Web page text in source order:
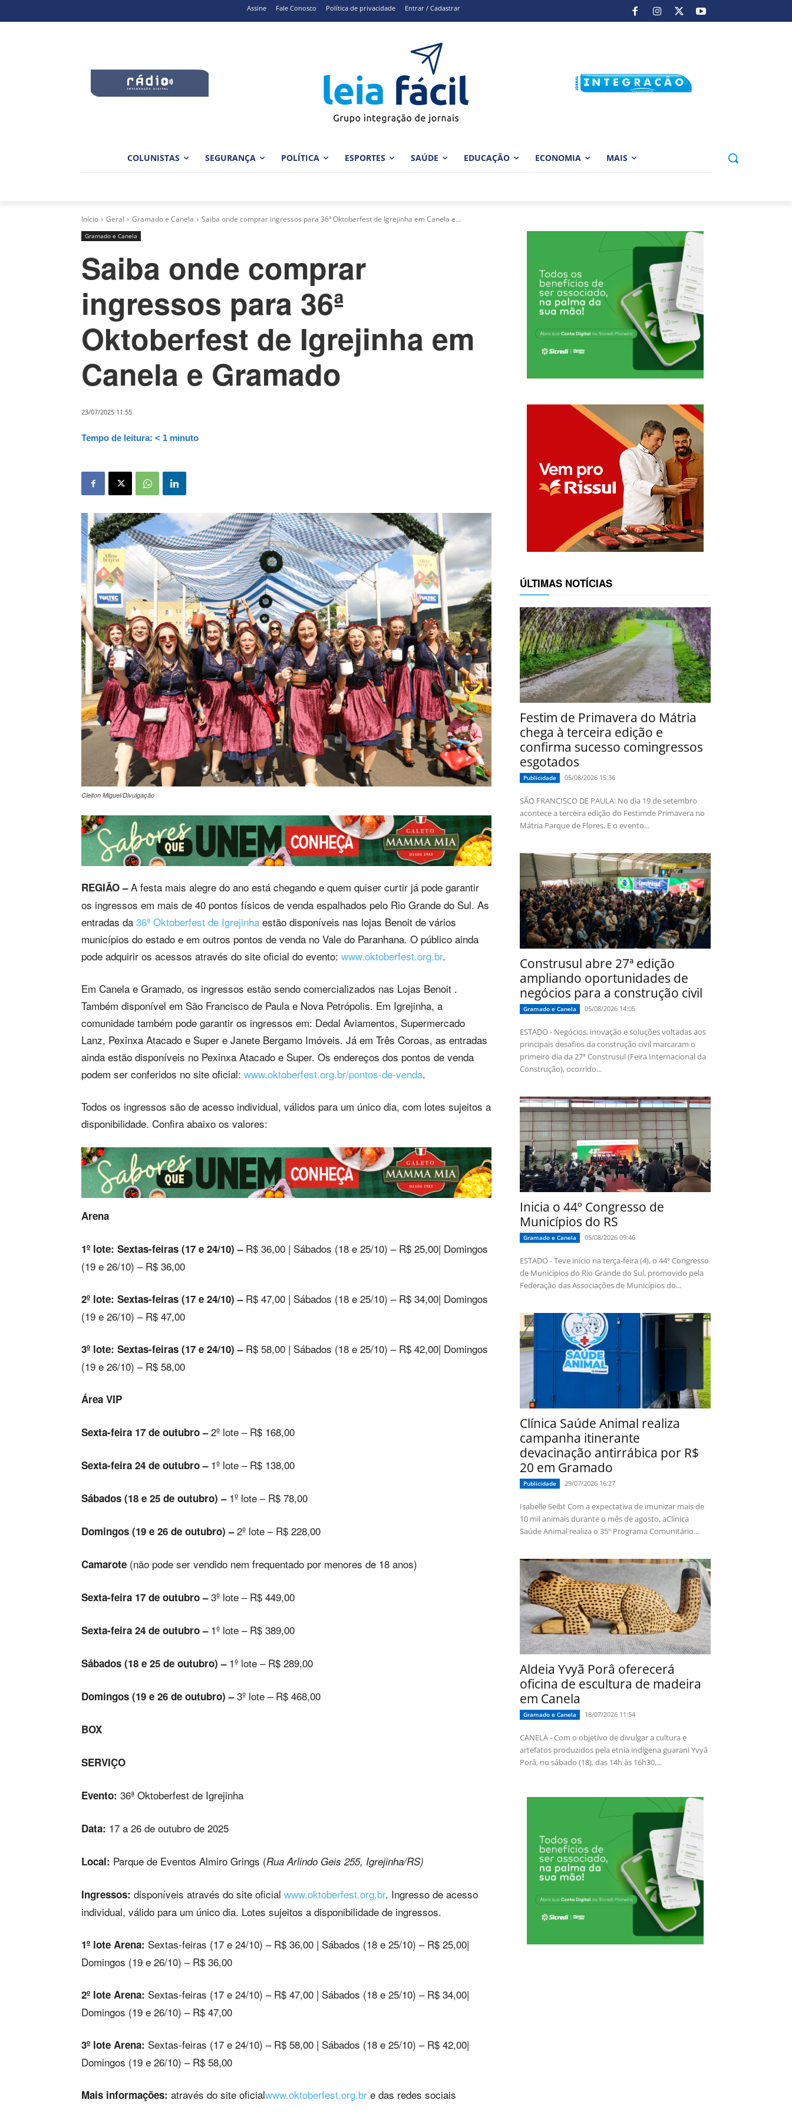
Assine Fale Conosco Política de privacidade Entrar / Cadastrar
COLUNISTAS SEGURANÇA POLÍTICA ESPORTES SAÚDE EDUCAÇÃO ECONOMIA MAIS
Início Geral Gramado e Canela Saiba onde comprar ingressos para 36ª Oktoberfest de Igrejinha em Canela e...
Gramado e Canela
Saiba onde comprar
ingressos para 36ª
Oktoberfest de Igrejinha em
Canela e Gramado
23/07/2025 11:55
Tempo de leitura: < 1 minuto
Cleiton Miguel/Divulgação
REGIÃO –A festa mais alegre do ano está chegando e quem quiser curtir já pode garantir
os ingressos em mais de 40 pontos físicos de venda espalhados pelo Rio Grande do Sul. As
entradas da 36ª Oktoberfest de Igrejinha estão disponíveis nas lojas Benoit de vários
municípios do estado e em outros pontos de venda no Vale do Paranhana. O público ainda
pode adquirir os acessos através do site oficial do evento: www.oktoberfest.org.br.
Em Canela e Gramado, os ingressos estão sendo comercializados nas Lojas Benoit .
Também disponível em São Francisco de Paula e Nova Petrópolis. Em Igrejinha, a
comunidade também pode garantir os ingressos em: Dedal Aviamentos, Supermercado
Lanz, Pexinxa Atacado e Super e Janete Bergamo Imóveis. Já em Três Coroas, as entradas
ainda estão disponíveis no Pexinxa Atacado e Super. Os endereços dos pontos de venda
podem ser conferidos no site oficial: www.oktoberfest.org.br/pontos-de-venda.
Todos os ingressos são de acesso individual, válidos para um único dia, com lotes sujeitos a
disponibilidade. Confira abaixo os valores:
Arena
1º lote: Sextas-feiras (17 e 24/10) –R$ 36,00 | Sábados (18 e 25/10) – R$ 25,00| Domingos
(19 e 26/10) – R$ 36,00
2º lote: Sextas-feiras (17 e 24/10) –R$ 47,00 | Sábados (18 e 25/10) – R$ 34,00| Domingos
(19 e 26/10) – R$ 47,00
3º lote: Sextas-feiras (17 e 24/10) –R$ 58,00 | Sábados (18 e 25/10) – R$ 42,00| Domingos
(19 e 26/10) – R$ 58,00
Área VIP
Sexta-feira 17 de outubro –2º lote – R$ 168,00
Sexta-feira 24 de outubro –1º lote – R$ 138,00
Sábados (18 e 25 de outubro) –1º lote – R$ 78,00
Domingos (19 e 26 de outubro) –2º lote – R$ 228,00
Camarote (não pode ser vendido nem frequentado por menores de 18 anos)
Sexta-feira 17 de outubro –3º lote – R$ 449,00
Sexta-feira 24 de outubro – 1º lote – R$ 389,00
Sábados (18 e 25 de outubro) –1º lote – R$ 289,00
Domingos (19 e 26 de outubro) –3º lote – R$ 468,00
BOX
SERVIÇO
Evento: 36ª Oktoberfest de Igrejinha
Data: 17 a 26 de outubro de 2025
Local: Parque de Eventos Almiro Grings (Rua Arlindo Geis 255, Igrejinha/RS)
Ingressos: disponíveis através do site oficial www.oktoberfest.org.br. Ingresso de acesso
individual, válido para um único dia. Lotes sujeitos a disponibilidade de ingressos.
1º lote Arena: Sextas-feiras (17 e 24/10) – R$ 36,00 | Sábados (18 e 25/10) – R$ 25,00|
Domingos (19 e 26/10) – R$ 36,00
2º lote Arena: Sextas-feiras (17 e 24/10) – R$ 47,00 | Sábados (18 e 25/10) – R$ 34,00|
Domingos (19 e 26/10) – R$ 47,00
3º lote Arena: Sextas-feiras (17 e 24/10) – R$ 58,00 | Sábados (18 e 25/10) – R$ 42,00|
Domingos (19 e 26/10) – R$ 58,00
Mais informações: através do site oficialwww.oktoberfest.org.br e das redes sociais
ÚLTIMAS NOTÍCIAS
Festim de Primavera do Mátria
chega à terceira edição e
confirma sucesso comingressos
esgotados
Publicidade 05/08/2026 15:36
SÃO FRANCISCO DE PAULA: No dia 19 de setembro
acontece a terceira edição do Festimde Primavera no
Mátria Parque de Flores. E o evento...
Construsul abre 27ª edição
ampliando oportunidades de
negócios para a construção civil
Gramado e Canela 05/08/2026 14:05
ESTADO - Negócios, inovação e soluções voltadas aos
principais desafios da construção civil marcaram o
primeiro dia da 27ª Construsul (Feira Internacional da
Construção), ocorrido...
Inicia o 44º Congresso de
Municípios do RS
Gramado e Canela 05/08/2026 09:46
ESTADO - Teve início na terça-feira (4), o 44º Congresso
de Municípios do Rio Grande do Sul, promovido pela
Federação das Associações de Municípios do...
Clínica Saúde Animal realiza
campanha itinerante
devacinação antirrábica por R$
20 em Gramado
Publicidade 29/07/2026 16:27
Isabelle Seibt Com a expectativa de imunizar mais de
10 mil animais durante o mês de agosto, aClínica
Saúde Animal realiza o 35º Programa Comunitário...
Aldeia Yvyã Porâ oferecerá
oficina de escultura de madeira
em Canela
Gramado e Canela 18/07/2026 11:54
CANELA - Com o objetivo de divulgar a cultura e
artefatos produzidos pela etnia indígena guarani Yvyã
Porâ, no sábado (18), das 14h às 16h30,...